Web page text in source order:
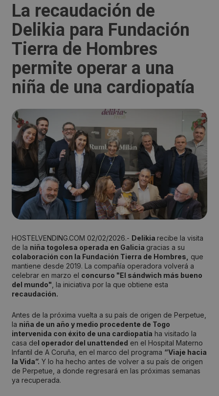
La recaudación de
Delikia para Fundación
Tierra de Hombres
permite operar a una
niña de una cardiopatía
HOSTELVENDING.COM 02/02/2026.- Delikia recibe la visita
de la niña togolesa operada en Galicia gracias a su
colaboración con la Fundación Tierra de Hombres,
que
mantiene desde 2019. La compañía operadora volverá a
celebrar en marzo el concurso "El sándwich más bueno
del mundo" , la iniciativa por la que obtiene esta
recaudación.
Antes de la próxima vuelta a su país de origen de Perpetue,
la niña de un año y medio procedente de Togo
intervenida con éxito de una cardiopatía ha visitado la
casa del operador del unattended en el Hospital Materno
Infantil de A Coruña, en el marco del programa “Viaje hacia
la Vida”. Y lo ha hecho antes de volver a su país de origen
de Perpetue, a donde regresará en las próximas semanas
ya recuperada.